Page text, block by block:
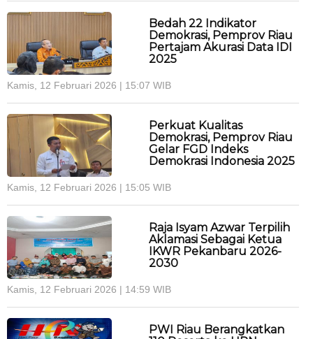
Bedah 22 Indikator
Demokrasi, Pemprov Riau
Pertajam Akurasi Data IDI
2025
Kamis, 12 Februari 2026 | 15:07 WIB
Perkuat Kualitas
Demokrasi, Pemprov Riau
Gelar FGD Indeks
Demokrasi Indonesia 2025
Kamis, 12 Februari 2026 | 15:05 WIB
Raja Isyam Azwar Terpilih
Aklamasi Sebagai Ketua
IKWR Pekanbaru 2026-
2030
Kamis, 12 Februari 2026 | 14:59 WIB
PWI Riau Berangkatkan